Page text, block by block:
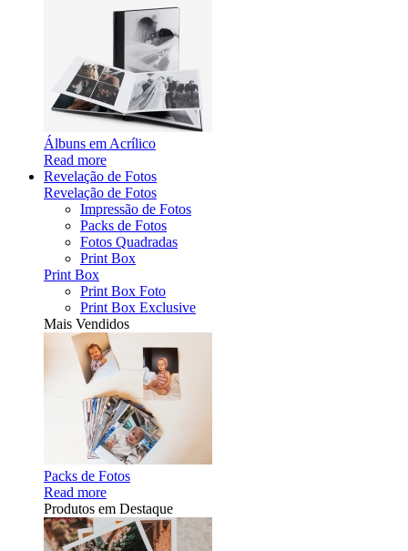
Álbuns em Acrílico
Read more
Revelação de Fotos
Revelação de Fotos
Impressão de Fotos
Packs de Fotos
Fotos Quadradas
Print Box
Print Box
Print Box Foto
Print Box Exclusive
Mais Vendidos
Packs de Fotos
Read more
Produtos em Destaque